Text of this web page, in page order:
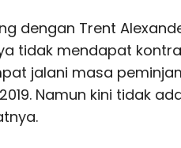
dengan Trent
tidak mendapat
jalani masa
Namun kini tidak